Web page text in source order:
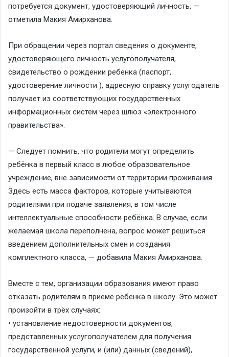
потребуется документ, удостоверяющий личность, —
отметила Макия Амирханова.
При обращении через портал сведения о документе,
удостоверяющего личность услугополучателя,
свидетельство о рождении ребенка (паспорт,
удостоверение личности ), адресную справку услугодатель
получает из соответствующих государственных
информационных систем через шлюз «электронного
правительства».
— Следует помнить, что родители могут определить
ребёнка в первый класс в любое образовательное
учреждение, вне зависимости от территории проживания.
Здесь есть масса факторов, которые учитываются
родителями при подаче заявления, в том числе
интеллектуальные способности ребёнка. В случае, если
желаемая школа переполнена, вопрос может решиться
введением дополнительных смен и создания
комплектного класса, — добавила Макия Амирханова.
Вместе с тем, организации образования имеют право
отказать родителям в приеме ребенка в школу. Это может
произойти в трёх случаях:
• установление недостоверности документов,
представленных услугополучателем для получения
государственной услуги, и (или) данных (сведений),